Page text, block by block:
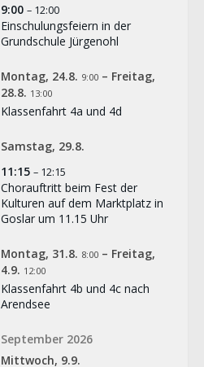
9:00 – 12:00
Einschulungsfeiern in der
Grundschule Jürgenohl
Montag, 24.8. 9:00 – Freitag,
28.8. 13:00
Klassenfahrt 4a und 4d
Samstag, 29.8.
11:15 – 12:15
Chorauftritt beim Fest der
Kulturen auf dem Marktplatz in
Goslar um 11.15 Uhr
Montag, 31.8. 8:00 – Freitag,
4.9. 12:00
Klassenfahrt 4b und 4c nach
Arendsee
September 2026
Mittwoch, 9.9.